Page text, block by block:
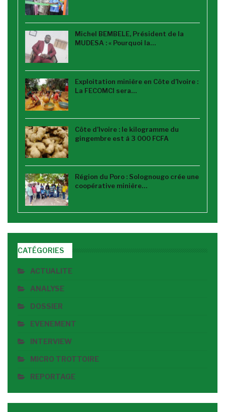
Michel BEMBELE, Président de la
MUDESA : « Pourquoi la…
Exploitation minière en Côte d’Ivoire :
La FECOMCI sera…
Côte d’Ivoire : le kilogramme du
gingembre est à 3 000 FCFA
Région du Poro : Solognougo crée une
coopérative minière…
CATÉGORIES
ACTUALITE
ANALYSE
DOSSIER
EVENEMENT
INTERVIEW
MICRO TROTTOIRE
REPORTAGE